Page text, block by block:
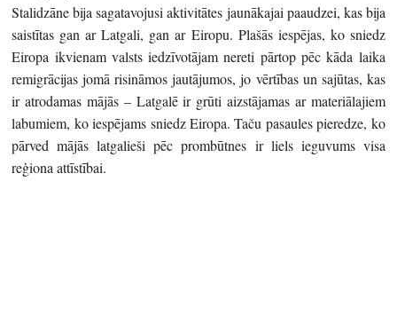
Stalidzāne bija sagatavojusi aktivitātes jaunākajai paaudzei, kas bija
saistītas gan ar Latgali, gan ar Eiropu. Plašās iespējas, ko sniedz
Eiropa ikvienam valsts iedzīvotājam nereti pārtop pēc kāda laika
remigrācijas jomā risināmos jautājumos, jo vērtības un sajūtas, kas
ir atrodamas mājās – Latgalē ir grūti aizstājamas ar materiālajiem
labumiem, ko iespējams sniedz Eiropa. Taču pasaules pieredze, ko
pārved mājās latgalieši pēc prombūtnes ir liels ieguvums visa
reģiona attīstībai.